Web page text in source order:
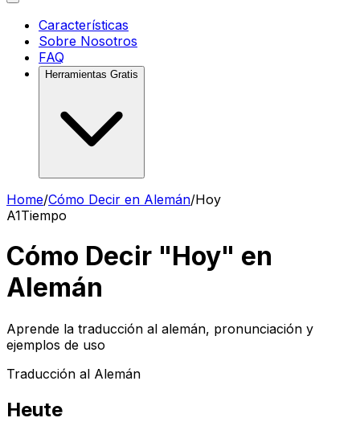
Características
Sobre Nosotros
FAQ
Herramientas Gratis
Home/Cómo Decir en Alemán/Hoy
A1Tiempo
Cómo Decir "Hoy" en
Alemán
Aprende la traducción al alemán, pronunciación y
ejemplos de uso
Traducción al Alemán
Heute